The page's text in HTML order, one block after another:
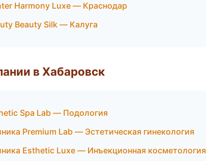
Harmony Luxe — Краснодар
Beauty Silk — Калуга
в Хабаровск
Spa Lab — Подология
Premium Lab — Эстетическая гинекология
Esthetic Luxe — Инъекционная косметология